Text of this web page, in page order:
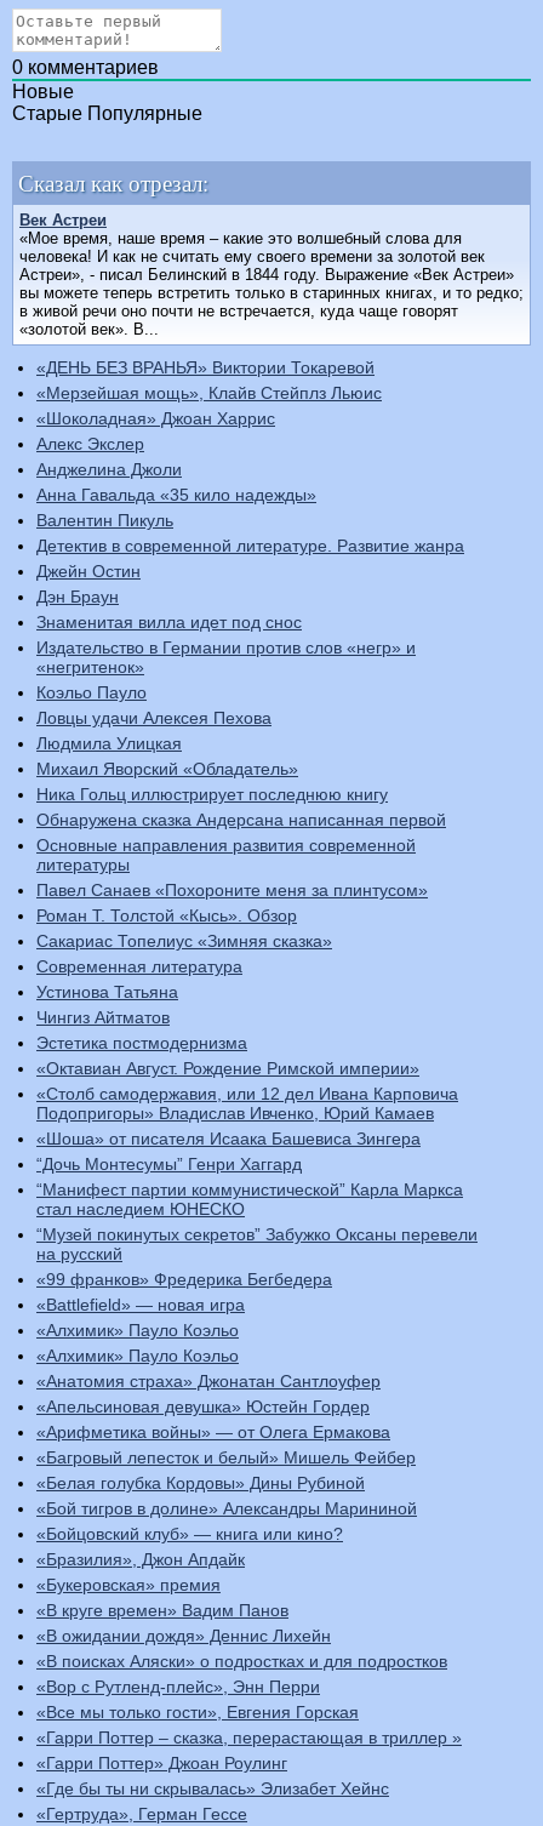
0 комментариев
Новые
Старые Популярные
Сказал как отрезал:
Век Астреи
«Мое время, наше время – какие это волшебный слова для
человека! И как не считать ему своего времени за золотой век
Астреи», - писал Белинский в 1844 году. Выражение «Век Астреи»
вы можете теперь встретить только в старинных книгах, и то редко;
в живой речи оно почти не встречается, куда чаще говорят
«золотой век». В...
«ДЕНЬ БЕЗ ВРАНЬЯ» Виктории Токаревой
«Мерзейшая мощь», Клайв Стейплз Льюис
«Шоколадная» Джоан Харрис
Алекс Экслер
Анджелина Джоли
Анна Гавальда «35 кило надежды»
Валентин Пикуль
Детектив в современной литературе. Развитие жанра
Джейн Остин
Дэн Браун
Знаменитая вилла идет под снос
Издательство в Германии против слов «негр» и
«негритенок»
Коэльо Пауло
Ловцы удачи Алексея Пехова
Людмила Улицкая
Михаил Яворский «Обладатель»
Ника Гольц иллюстрирует последнюю книгу
Обнаружена сказка Андерсана написанная первой
Основные направления развития современной
литературы
Павел Санаев «Похороните меня за плинтусом»
Роман Т. Толстой «Кысь». Обзор
Сакариас Топелиус «Зимняя сказка»
Современная литература
Устинова Татьяна
Чингиз Айтматов
Эстетика постмодернизма
«Октавиан Август. Рождение Римской империи»
«Столб самодержавия, или 12 дел Ивана Карповича
Подопригоры» Владислав Ивченко, Юрий Камаев
«Шоша» от писателя Исаака Башевиса Зингера
“Дочь Монтесумы” Генри Хаггард
“Манифест партии коммунистической” Карла Маркса
стал наследием ЮНЕСКО
“Музей покинутых секретов” Забужко Оксаны перевели
на русский
«99 франков» Фредерика Бегбедера
«Battlefield» — новая игра
«Алхимик» Пауло Коэльо
«Алхимик» Пауло Коэльо
«Анатомия страха» Джонатан Сантлоуфер
«Апельсиновая девушка» Юстейн Гордер
«Арифметика войны» — от Олега Ермакова
«Багровый лепесток и белый» Мишель Фейбер
«Белая голубка Кордовы» Дины Рубиной
«Бой тигров в долине» Александры Марининой
«Бойцовский клуб» — книга или кино?
«Бразилия», Джон Апдайк
«Букеровская» премия
«В круге времен» Вадим Панов
«В ожидании дождя» Деннис Лихейн
«В поисках Аляски» о подростках и для подростков
«Вор с Рутленд-плейс», Энн Перри
«Все мы только гости», Евгения Горская
«Гарри Поттер – сказка, перерастающая в триллер »
«Гарри Поттер» Джоан Роулинг
«Где бы ты ни скрывалась» Элизабет Хейнс
«Гертруда», Герман Гессе